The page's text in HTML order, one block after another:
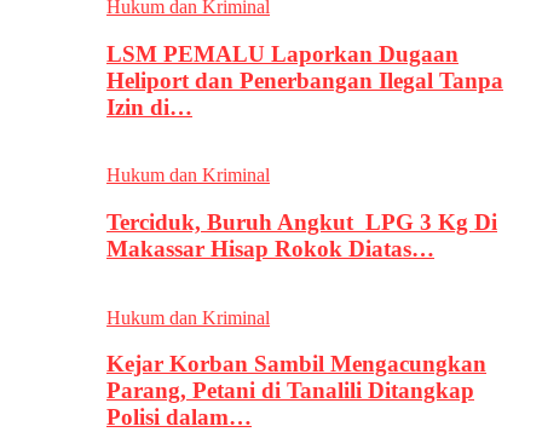
Hukum dan Kriminal
LSM PEMALU Laporkan Dugaan
Heliport dan Penerbangan Ilegal Tanpa
Izin di…
Hukum dan Kriminal
Terciduk, Buruh Angkut LPG 3 Kg Di
Makassar Hisap Rokok Diatas…
Hukum dan Kriminal
Kejar Korban Sambil Mengacungkan
Parang, Petani di Tanalili Ditangkap
Polisi dalam…